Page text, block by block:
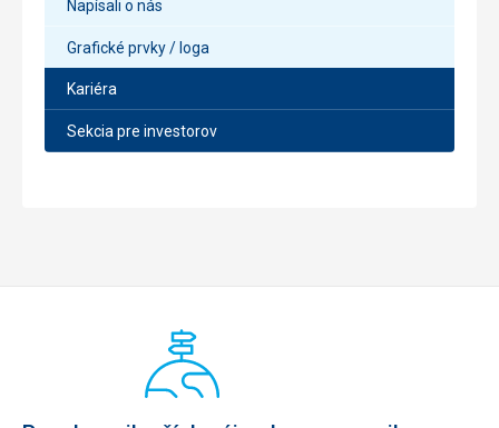
Napísali o nás
Grafické prvky / loga
Kariéra
Sekcia pre investorov